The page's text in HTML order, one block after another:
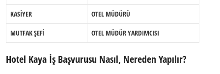
KASİYER OTEL MÜDÜRÜ
MUTFAK ŞEFİ OTEL MÜDÜR YARDIMCISI
Hotel Kaya İş Başvurusu Nasıl, Nereden Yapılır?